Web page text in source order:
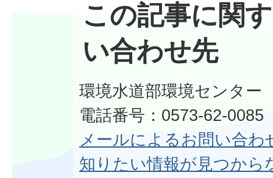
この記事に関
い合わせ先
環境水道部環境センター
電話番号：0573-62-0085
メールによるお問い合わ
知りたい情報が見つから